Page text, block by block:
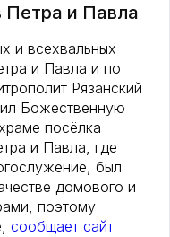
Петра и Павла
и всехвальных
и Павла и по
Рязанский
Божественную
посёлка
и Павла, где
был
домового и
поэтому
сообщает сайт